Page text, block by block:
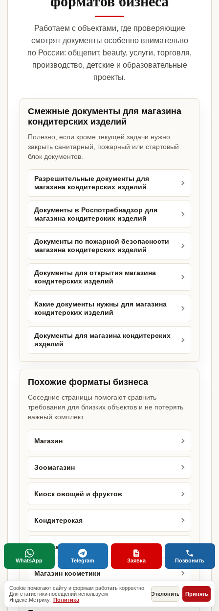
Работаем с объектами, где проверяющие
смотрят документы особенно внимательно
по России: общепит, beauty, услуги, торговля,
производство, детские и образовательные
проекты.
Смежные документы для магазина
кондитерских изделий
Полезно, если кроме текущей задачи нужно
закрыть санитарный, пожарный или стартовый
блок документов.
Разрешительные документы для
магазина кондитерских изделий
Документы в Роспотребнадзор для
магазина кондитерских изделий
Документы по пожарной безопасности
магазина кондитерских изделий
Документы для открытия магазина
кондитерских изделий
Какие документы нужны для магазина
кондитерских изделий
Документы для магазина кондитерских
изделий
Похожие форматы бизнеса
Соседние страницы помогают сравнить
требования для близких объектов и не потерять
важный комплект.
Магазин
Зоомагазин
Киоск овощей и фруктов
Кондитерская
Кулинария
Магазин косметики
Cookie помогают сайту и формам работать корректно.
Для статистики посещений используем
Яндекс.Метрику. Политика
Отклонить Принять
WhatsApp Telegram Заявка Позвонить